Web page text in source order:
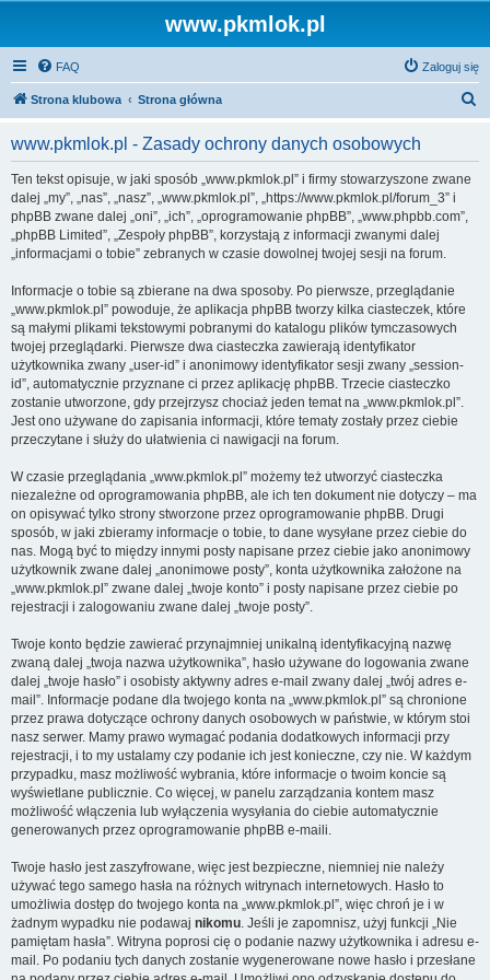
www.pkmlok.pl
FAQ Zaloguj się
Strona klubowa Strona główna
www.pkmlok.pl - Zasady ochrony danych osobowych
Ten tekst opisuje, w jaki sposób „www.pkmlok.pl” i firmy stowarzyszone zwane
dalej „my”, „nas”, „nasz”, „www.pkmlok.pl”, „https://www.pkmlok.pl/forum_3” i
phpBB zwane dalej „oni”, „ich”, „oprogramowanie phpBB”, „www.phpbb.com”,
„phpBB Limited”, „Zespoły phpBB”, korzystają z informacji zwanymi dalej
„informacjami o tobie” zebranych w czasie dowolnej twojej sesji na forum.
Informacje o tobie są zbierane na dwa sposoby. Po pierwsze, przeglądanie
„www.pkmlok.pl” powoduje, że aplikacja phpBB tworzy kilka ciasteczek, które
są małymi plikami tekstowymi pobranymi do katalogu plików tymczasowych
twojej przeglądarki. Pierwsze dwa ciasteczka zawierają identyfikator
użytkownika zwany „user-id” i anonimowy identyfikator sesji zwany „session-
id”, automatycznie przyznane ci przez aplikację phpBB. Trzecie ciasteczko
zostanie utworzone, gdy przejrzysz chociaż jeden temat na „www.pkmlok.pl”.
Jest ono używane do zapisania informacji, które tematy zostały przez ciebie
przeczytane i służy do ułatwienia ci nawigacji na forum.
W czasie przeglądania „www.pkmlok.pl” możemy też utworzyć ciasteczka
niezależne od oprogramowania phpBB, ale ich ten dokument nie dotyczy – ma
on opisywać tylko strony stworzone przez oprogramowanie phpBB. Drugi
sposób, w jaki zbieramy informacje o tobie, to dane wysyłane przez ciebie do
nas. Mogą być to między innymi posty napisane przez ciebie jako anonimowy
użytkownik zwane dalej „anonimowe posty”, konta użytkownika założone na
„www.pkmlok.pl” zwane dalej „twoje konto” i posty napisane przez ciebie po
rejestracji i zalogowaniu zwane dalej „twoje posty”.
Twoje konto będzie zawierać przynajmniej unikalną identyfikacyjną nazwę
zwaną dalej „twoja nazwa użytkownika”, hasło używane do logowania zwane
dalej „twoje hasło” i osobisty aktywny adres e-mail zwany dalej „twój adres e-
mail”. Informacje podane dla twojego konta na „www.pkmlok.pl” są chronione
przez prawa dotyczące ochrony danych osobowych w państwie, w którym stoi
nasz serwer. Mamy prawo wymagać podania dodatkowych informacji przy
rejestracji, i to my ustalamy czy podanie ich jest konieczne, czy nie. W każdym
przypadku, masz możliwość wybrania, które informacje o twoim koncie są
wyświetlane publicznie. Co więcej, w panelu zarządzania kontem masz
możliwość włączenia lub wyłączenia wysyłania do ciebie automatycznie
generowanych przez oprogramowanie phpBB e-maili.
Twoje hasło jest zaszyfrowane, więc jest bezpieczne, niemniej nie należy
używać tego samego hasła na różnych witrynach internetowych. Hasło to
umożliwia dostęp do twojego konta na „www.pkmlok.pl”, więc chroń je i w
żadnym wypadku nie podawaj nikomu. Jeśli je zapomnisz, użyj funkcji „Nie
pamiętam hasła”. Witryna poprosi cię o podanie nazwy użytkownika i adresu e-
mail. Po podaniu tych danych zostanie wygenerowane nowe hasło i przesłane